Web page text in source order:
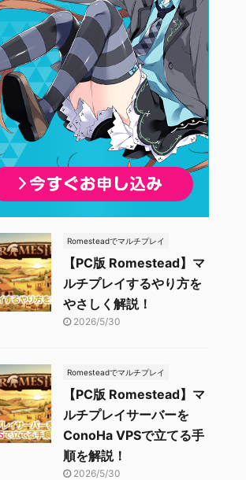
Romesteadでマルチプレイ
【PC版 Romestead】マ
ルチプレイするやり方を
やさしく解説！
2026/5/30
Romesteadでマルチプレイ
【PC版 Romestead】マ
ルチプレイサーバーを
ConoHa VPSで立てる手
順を解説！
2026/5/30